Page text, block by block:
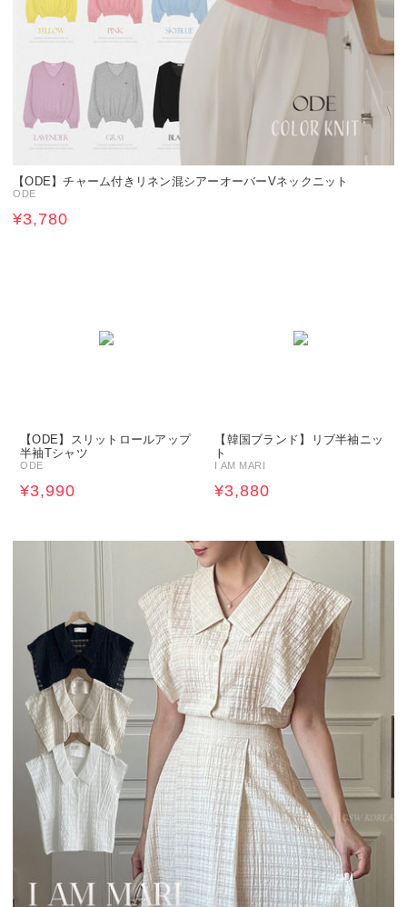
【ODE】チャーム付きリネン混シアーオーバーVネックニット
ODE
¥3,780
【ODE】スリットロールアップ
半袖Tシャツ
ODE
¥3,990
【韓国ブランド】リブ半袖ニッ
ト
I AM MARI
¥3,880